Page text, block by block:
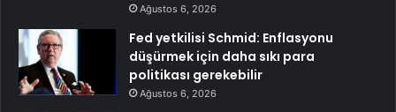
Ağustos 6, 2026
Fed yetkilisi Schmid: Enflasyonu
düşürmek için daha sıkı para
politikası gerekebilir
Ağustos 6, 2026